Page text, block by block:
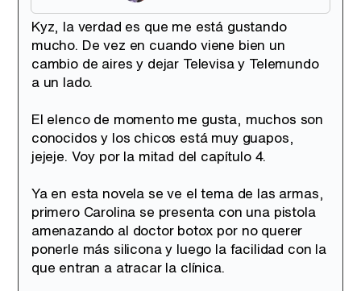
Tráiler en catalán de 'Ravalear', la nueva serie de HBO Max sobre los fondos buitre
Canción ganadora de Eurovisión 2026: DARA con "Bangaranga" por Bulgaria
Kyz, la verdad es que me está gustando
mucho. De vez en cuando viene bien un
cambio de aires y dejar Televisa y Telemundo
a un lado.
El elenco de momento me gusta, muchos son
conocidos y los chicos está muy guapos,
jejeje. Voy por la mitad del capítulo 4.
Ya en esta novela se ve el tema de las armas,
primero Carolina se presenta con una pistola
amenazando al doctor botox por no querer
ponerle más silicona y luego la facilidad con la
que entran a atracar la clínica.